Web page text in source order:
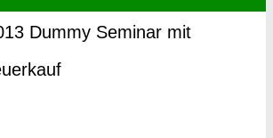
Dummy Seminar mit